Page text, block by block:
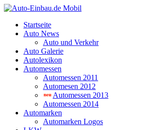
Startseite
Auto News
Auto und Verkehr
Auto Galerie
Autolexikon
Automessen
Automessen 2011
Automesen 2012
Automessen 2013
Automessen 2014
Automarken
Automarken Logos